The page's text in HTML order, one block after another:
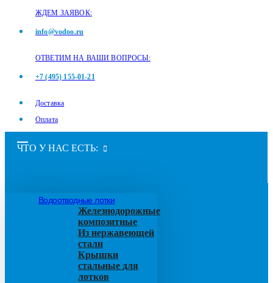
ЖДЕМ ЗАЯВОК:
info@vodoo.ru
ОТВЕТИМ НА ВАШИ ВОПРОСЫ:
+7 (495) 155-01-21
Доставка
Оплата
ЧТО У НАС ЕСТЬ:
Водоотводные лотки
Железнодорожные
композитные
Из нержавеющей
стали
Крышки
стальные для
лотков